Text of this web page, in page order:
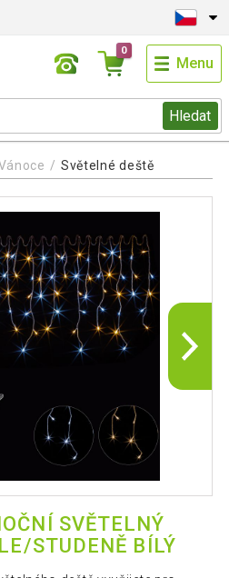
Hledat
0
Menu
Světelné deště
SVĚTELNÝ
STUDENĚ BÍLÝ